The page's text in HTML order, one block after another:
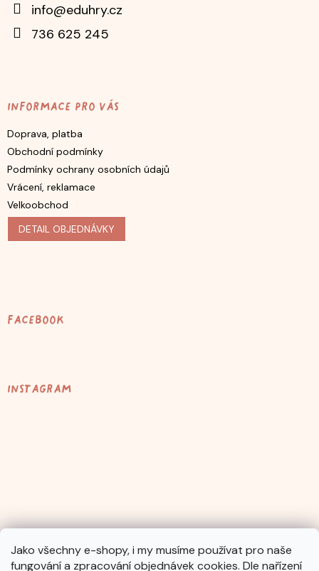
Jako všechny e-shopy, i my musíme používat pro naše
fungování a zpracování objednávek cookies. Dle nařízení
info@eduhry.cz
736 625 245
Informace pro vás
Doprava, platba
Obchodní podmínky
Podmínky ochrany osobních údajů
Vrácení, reklamace
Velkoobchod
DETAIL OBJEDNÁVKY
Facebook
Instagram